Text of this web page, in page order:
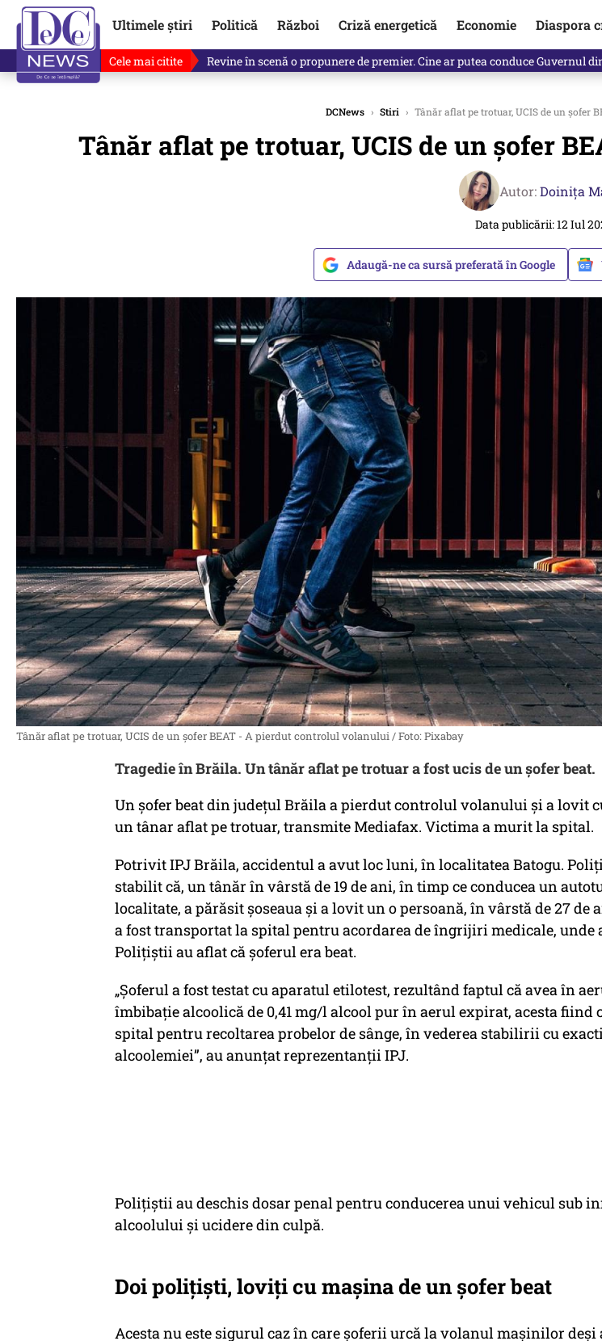
Ultimele știri Politică Război Criză energetică Economie Diaspora
Cele mai citite Ce se întâmplă cu primul buletin electronic, decizia luată astăzi de Guvern
DCNews › Stiri › Tânăr aflat pe trotuar, UCIS de un șofer
Tânăr aflat pe trotuar, UCIS de un șofer
Autor:Doinița
Data publicării: 12 Iul
Adaugă-ne ca sursă preferată în Google
Tânăr aflat pe trotuar, UCIS de un șofer BEAT - A pierdut controlul volanului / Foto: Pixabay
Tragedie în Brăila. Un tânăr aflat pe trotuar a fost ucis de un șofer beat.
Un șofer beat din județul Brăila a pierdut controlul volanului și a lovit
un tânar aflat pe trotuar, transmite Mediafax. Victima a murit la spital.
Potrivit IPJ Brăila, accidentul a avut loc luni, în localitatea Batogu.
stabilit că, un tânăr în vârstă de 19 de ani, în timp ce conducea un
localitate, a părăsit șoseaua și a lovit un o persoană, în vârstă de 27 de
a fost transportat la spital pentru acordarea de îngrijiri medicale, unde
Polițiștii au aflat că șoferul era beat.
„Șoferul a fost testat cu aparatul etilotest, rezultând faptul că avea în
îmbibație alcoolică de 0,41 mg/l alcool pur în aerul expirat, acesta fiind
spital pentru recoltarea probelor de sânge, în vederea stabilirii cu
alcoolemiei”, au anunțat reprezentanții IPJ.
Polițiștii au deschis dosar penal pentru conducerea unui vehicul sub
alcoolului și ucidere din culpă.
Doi polițiști, loviți cu mașina de un șofer beat
Acesta nu este sigurul caz în care șoferii urcă la volanul mașinilor deși